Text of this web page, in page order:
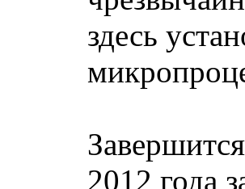
здесь
2012 года